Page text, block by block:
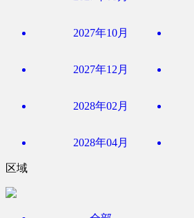
2027年10月
2027年12月
2028年02月
2028年04月
区域